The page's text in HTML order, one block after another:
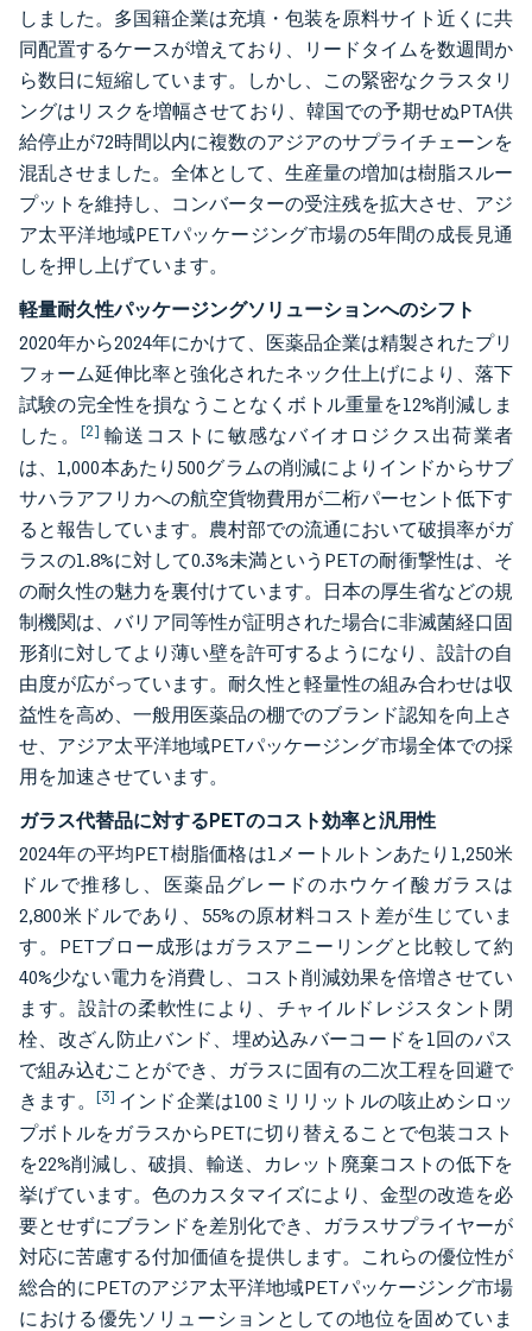
しました。多国籍企業は充填・包装を原料サイト近くに共
同配置するケースが増えており、リードタイムを数週間か
ら数日に短縮しています。しかし、この緊密なクラスタリ
ングはリスクを増幅させており、韓国での予期せぬPTA供
給停止が72時間以内に複数のアジアのサプライチェーンを
混乱させました。全体として、生産量の増加は樹脂スルー
プットを維持し、コンバーターの受注残を拡大させ、アジ
ア太平洋地域PETパッケージング市場の5年間の成長見通
しを押し上げています。
軽量耐久性パッケージングソリューションへのシフト
2020年から2024年にかけて、医薬品企業は精製されたプリ
フォーム延伸比率と強化されたネック仕上げにより、落下
試験の完全性を損なうことなくボトル重量を12%削減しま
した。 [2] 輸送コストに敏感なバイオロジクス出荷業者
は、1,000本あたり500グラムの削減によりインドからサブ
サハラアフリカへの航空貨物費用が二桁パーセント低下す
ると報告しています。農村部での流通において破損率がガ
ラスの1.8%に対して0.3%未満というPETの耐衝撃性は、そ
の耐久性の魅力を裏付けています。日本の厚生省などの規
制機関は、バリア同等性が証明された場合に非滅菌経口固
形剤に対してより薄い壁を許可するようになり、設計の自
由度が広がっています。耐久性と軽量性の組み合わせは収
益性を高め、一般用医薬品の棚でのブランド認知を向上さ
せ、アジア太平洋地域PETパッケージング市場全体での採
用を加速させています。
ガラス代替品に対するPETのコスト効率と汎用性
2024年の平均PET樹脂価格は1メートルトンあたり1,250米
ドルで推移し、医薬品グレードのホウケイ酸ガラスは
2,800米ドルであり、55%の原材料コスト差が生じていま
す。PETブロー成形はガラスアニーリングと比較して約
40%少ない電力を消費し、コスト削減効果を倍増させてい
ます。設計の柔軟性により、チャイルドレジスタント閉
栓、改ざん防止バンド、埋め込みバーコードを1回のパス
で組み込むことができ、ガラスに固有の二次工程を回避で
きます。 [3] インド企業は100ミリリットルの咳止めシロッ
プボトルをガラスからPETに切り替えることで包装コスト
を22%削減し、破損、輸送、カレット廃棄コストの低下を
挙げています。色のカスタマイズにより、金型の改造を必
要とせずにブランドを差別化でき、ガラスサプライヤーが
対応に苦慮する付加価値を提供します。これらの優位性が
総合的にPETのアジア太平洋地域PETパッケージング市場
における優先ソリューションとしての地位を固めていま